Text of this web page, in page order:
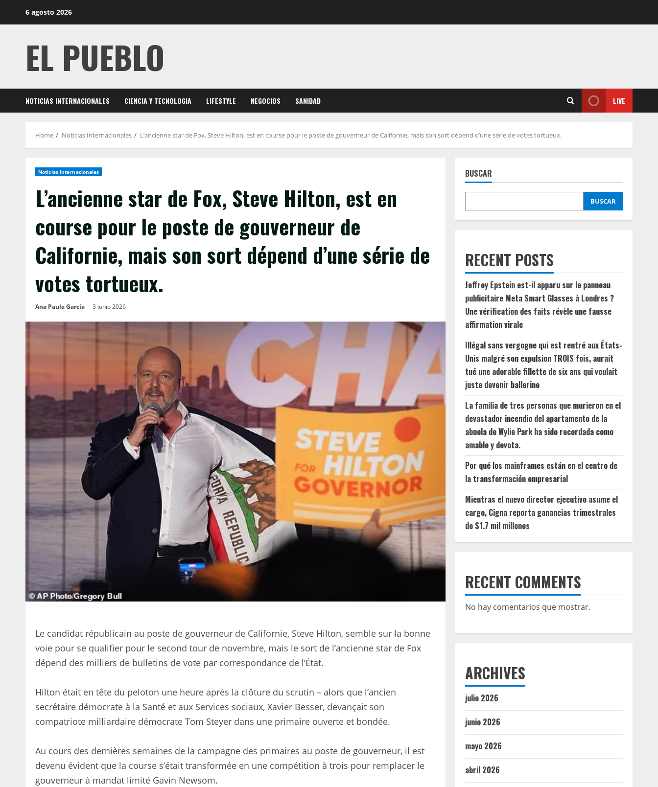
6 agosto 2026
EL PUEBLO
NOTICIAS INTERNACIONALES CIENCIA Y TECNOLOGIA LIFESTYLE NEGOCIOS SANIDAD LIVE
Home Noticias Internacionales L’ancienne star de Fox, Steve Hilton, est en course pour le poste de gouverneur de Californie, mais son sort dépend d’une série de votes tortueux.
Noticias Internacionales
L’ancienne star de Fox, Steve Hilton, est en
course pour le poste de gouverneur de
Californie, mais son sort dépend d’une série de
votes tortueux.
Ana Paula García 3 junio 2026
Le candidat républicain au poste de gouverneur de Californie, Steve Hilton, semble sur la bonne
voie pour se qualifier pour le second tour de novembre, mais le sort de l’ancienne star de Fox
dépend des milliers de bulletins de vote par correspondance de l’État.
Hilton était en tête du peloton une heure après la clôture du scrutin – alors que l’ancien
secrétaire démocrate à la Santé et aux Services sociaux, Xavier Besser, devançait son
compatriote milliardaire démocrate Tom Steyer dans une primaire ouverte et bondée.
Au cours des dernières semaines de la campagne des primaires au poste de gouverneur, il est
devenu évident que la course s’était transformée en une compétition à trois pour remplacer le
gouverneur à mandat limité Gavin Newsom.
BUSCAR
BUSCAR
RECENT POSTS
Jeffrey Epstein est-il apparu sur le panneau
publicitaire Meta Smart Glasses à Londres ?
Une vérification des faits révèle une fausse
affirmation virale
Illégal sans vergogne qui est rentré aux États-
Unis malgré son expulsion TROIS fois, aurait
tué une adorable fillette de six ans qui voulait
juste devenir ballerine
La familia de tres personas que murieron en el
devastador incendio del apartamento de la
abuela de Wylie Park ha sido recordada como
amable y devota.
Por qué los mainframes están en el centro de
la transformación empresarial
Mientras el nuevo director ejecutivo asume el
cargo, Cigna reporta ganancias trimestrales
de $1.7 mil millones
RECENT COMMENTS
No hay comentarios que mostrar.
ARCHIVES
julio 2026
junio 2026
mayo 2026
abril 2026